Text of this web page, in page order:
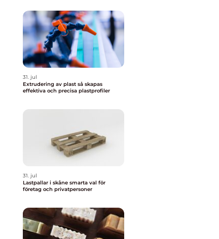
31. jul
Extrudering av plast så skapas
effektiva och precisa plastprofiler
31. jul
Lastpallar i skåne smarta val för
företag och privatpersoner